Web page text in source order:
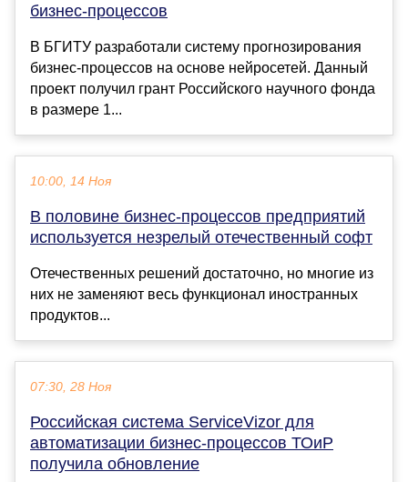
бизнес-процессов
В БГИТУ разработали систему прогнозирования
бизнес-процессов на основе нейросетей. Данный
проект получил грант Российского научного фонда
в размере 1...
10:00, 14 Ноя
В половине бизнес-процессов предприятий
используется незрелый отечественный софт
Отечественных решений достаточно, но многие из
них не заменяют весь функционал иностранных
продуктов...
07:30, 28 Ноя
Российская система ServiceVizor для
автоматизации бизнес-процессов ТОиР
получила обновление